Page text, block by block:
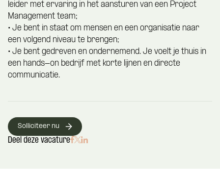
leider met ervaring in het aansturen van een Project
Management team;
• Je bent in staat om mensen en een organisatie naar
een volgend niveau te brengen;
• Je bent gedreven en ondernemend. Je voelt je thuis in
een hands-on bedrijf met korte lijnen en directe
communicatie.
Deel deze vacature
Solliciteer nu